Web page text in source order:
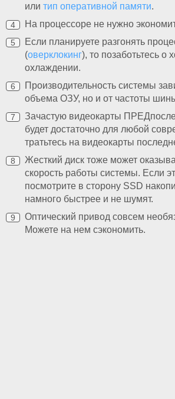
или тип оперативной памяти.
На процессоре не нужно
Если планируете разгонять
(оверклокинг), то позаботьтесь о
охлаждении.
Производительность системы
объема ОЗУ, но и от частоты
Зачастую видеокарты
будет достаточно для любой
тратьтесь на видеокарты
Жесткий диск тоже может
скорость работы системы. Если
посмотрите в сторону SSD
намного быстрее и не шумят.
Оптический привод совсем
Можете на нем сэкономить.